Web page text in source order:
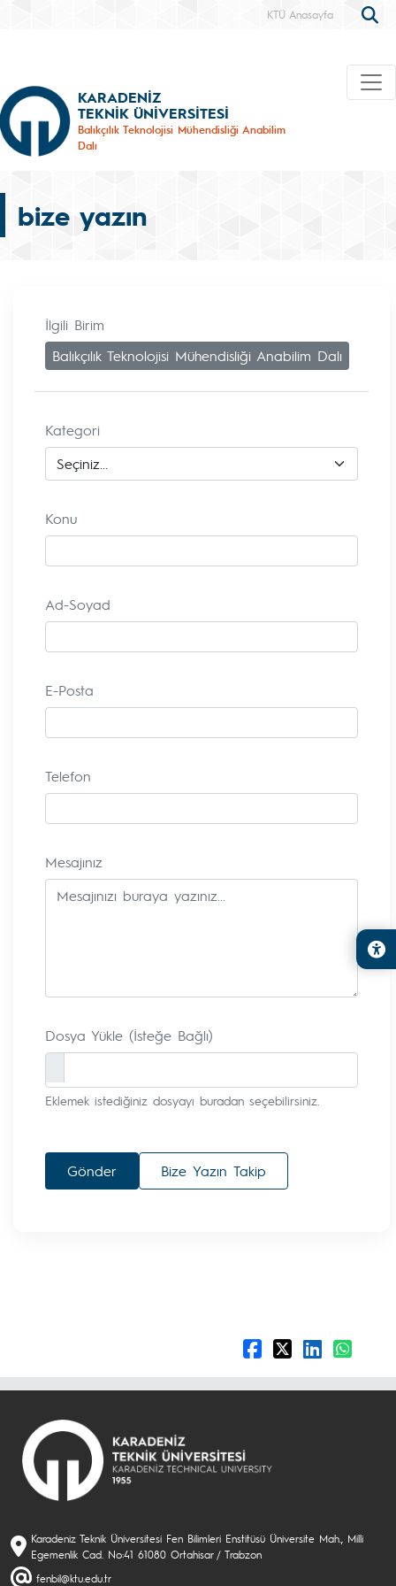
KTÜ Anasayfa
KARADENİZ
TEKNİK ÜNİVERSİTESİ
Balıkçılık Teknolojisi Mühendisliği Anabilim
Dalı
bize yazın
İlgili Birim
Balıkçılık Teknolojisi Mühendisliği Anabilim Dalı
Kategori
Konu
Ad-Soyad
E-Posta
Telefon
Mesajınız
Dosya Yükle (İsteğe Bağlı)
Eklemek istediğiniz dosyayı buradan seçebilirsiniz.
Gönder Bize Yazın Takip
Karadeniz Teknik Üniversitesi Fen Bilimleri Enstitüsü Üniversite Mah., Milli
Egemenlik Cad. No:41 61080 Ortahisar / Trabzon
fenbil@ktu.edu.tr